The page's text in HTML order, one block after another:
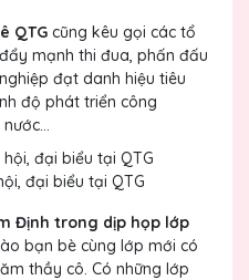
QTG cũng kêu gọi các tổ
mạnh thi đua, phấn đấu
đạt danh hiệu tiêu
độ phát triển công
đại biểu tại QTG
Định trong dịp họp lớp
bạn bè cùng lớp mới có
thầy cô. Có những lớp